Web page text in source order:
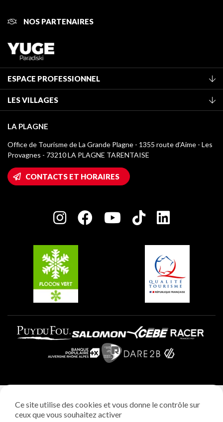
NOS PARTENAIRES
ESPACE PROFESSIONNEL
Classement des meublés
Taxe de séjour
Médiathèque
Logos La Plagne
Accès Wifi
Maison des Propriétaires
Charte des Acteurs Engagés
LES VILLAGES
Montchavin - Les Coches
Champagny-en-Vanoise
Plagne 1800
Plagne Villages
Plagne Aime 2000
LA PLAGNE
Office de Tourisme de La Grande Plagne - 1355 route d’Aime - Les
Provagnes - 73210 LA PLAGNE TARENTAISE
CONTACTS ET HORAIRES
Ce site utilise des cookies et vous donne le contrôle sur
ceux que vous souhaitez activer